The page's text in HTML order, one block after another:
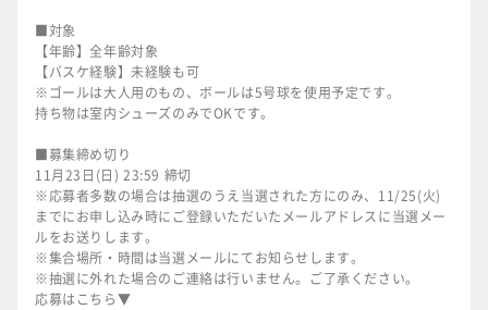
■対象
【年齢】全年齢対象
【バスケ経験】未経験も可
※ゴールは大人用のもの、ボールは5号球を使用予定です。
持ち物は室内シューズのみでOKです。
■募集締め切り
11月23日(日) 23:59 締切
※応募者多数の場合は抽選のうえ当選された方にのみ、11/25(火)
までにお申し込み時にご登録いただいたメールアドレスに当選メー
ルをお送りします。
※集合場所・時間は当選メールにてお知らせします。
※抽選に外れた場合のご連絡は行いません。ご了承ください。
応募はこちら▼